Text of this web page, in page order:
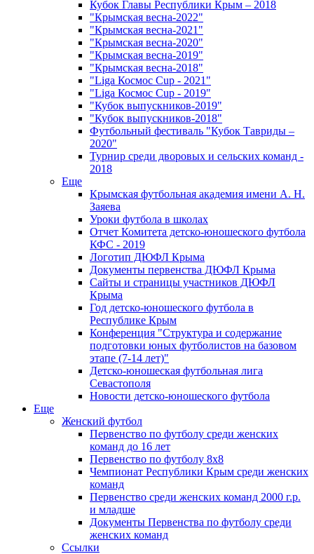
Кубок Главы Республики Крым – 2018
"Крымская весна-2022"
"Крымская весна-2021"
"Крымская весна-2020"
"Крымская весна-2019"
"Крымская весна-2018"
"Liga Космос Cup - 2021"
"Liga Космос Cup - 2019"
"Кубок выпускников-2019"
"Кубок выпускников-2018"
Футбольный фестиваль "Кубок Тавриды –
2020"
Турнир среди дворовых и сельских команд -
2018
Еще
Крымская футбольная академия имени А. Н.
Заяева
Уроки футбола в школах
Отчет Комитета детско-юношеского футбола
КФС - 2019
Логотип ДЮФЛ Крыма
Документы первенства ДЮФЛ Крыма
Сайты и страницы участников ДЮФЛ
Крыма
Год детско-юношеского футбола в
Республике Крым
Конференция "Структура и содержание
подготовки юных футболистов на базовом
этапе (7-14 лет)"
Детско-юношеская футбольная лига
Севастополя
Новости детско-юношеского футбола
Еще
Женский футбол
Первенство по футболу среди женских
команд до 16 лет
Первенство по футболу 8х8
Чемпионат Республики Крым среди женских
команд
Первенство среди женских команд 2000 г.р.
и младше
Документы Первенства по футболу среди
женских команд
Ссылки